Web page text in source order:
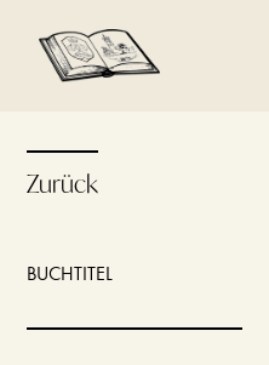
Zurück
BUCHTITEL